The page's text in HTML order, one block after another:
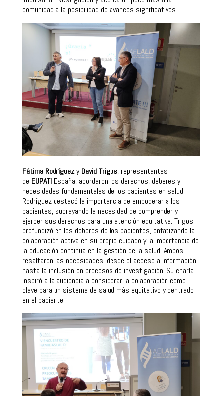
comunidad a la posibilidad de avances significativos.
Fátima RodríguezyDavid Trigos, representantes
de EUPATI España, abordaron los derechos, deberes y
necesidades fundamentales de los pacientes en salud.
Rodríguez destacó la importancia de empoderar a los
pacientes, subrayando la necesidad de comprender y
ejercer sus derechos para una atención equitativa. Trigos
profundizó en los deberes de los pacientes, enfatizando la
colaboración activa en su propio cuidado y la importancia de
la educación continua en la gestión de la salud. Ambos
resaltaron las necesidades, desde el acceso a información
hasta la inclusión en procesos de investigación. Su charla
inspiró a la audiencia a considerar la colaboración como
clave para un sistema de salud más equitativo y centrado
en el paciente.